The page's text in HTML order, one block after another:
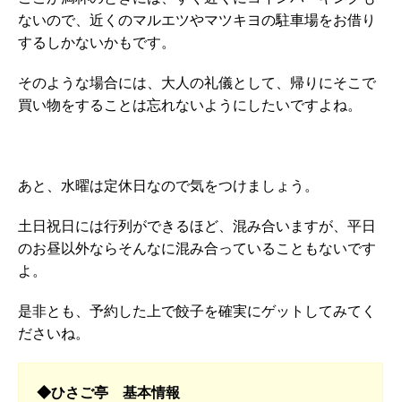
ないので、近くのマルエツやマツキヨの駐車場をお借り
するしかないかもです。
そのような場合には、大人の礼儀として、帰りにそこで
買い物をすることは忘れないようにしたいですよね。
あと、水曜は定休日なので気をつけましょう。
土日祝日には行列ができるほど、混み合いますが、平日
のお昼以外ならそんなに混み合っていることもないです
よ。
是非とも、予約した上で餃子を確実にゲットしてみてく
ださいね。
◆ひさご亭 基本情報